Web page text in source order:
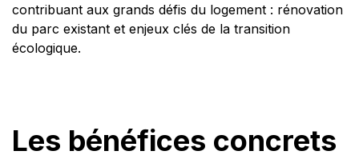
contribuant aux grands défis du logement : rénovation
du parc existant et enjeux clés de la transition
écologique.
Les bénéfices concrets